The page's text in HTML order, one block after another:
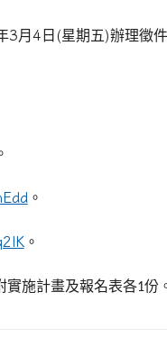
3月 4 日 (星期五)辦理徵
。
。
實施計畫及報名表各1份